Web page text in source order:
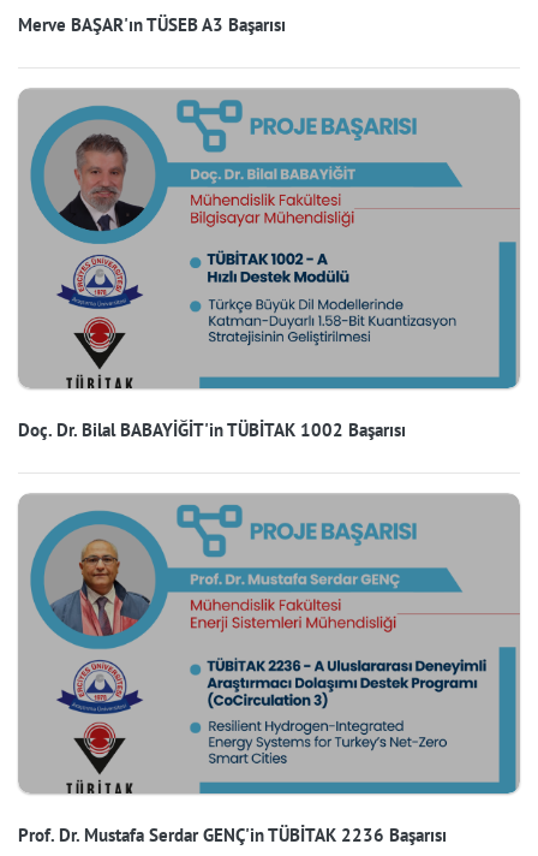
Merve BAŞAR'ın TÜSEB A3 Başarısı
Doç. Dr. Bilal BABAYİĞİT'in TÜBİTAK 1002 Başarısı
Prof. Dr. Mustafa Serdar GENÇ'in TÜBİTAK 2236 Başarısı